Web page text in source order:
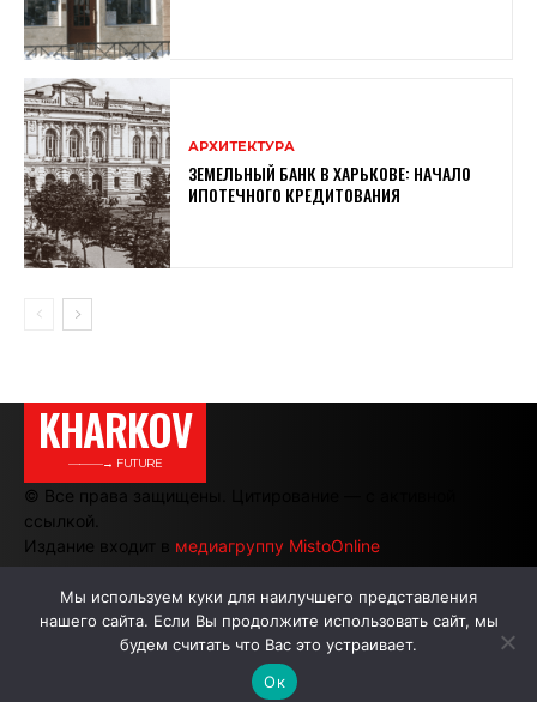
АРХИТЕКТУРА
ЗЕМЕЛЬНЫЙ БАНК В ХАРЬКОВЕ: НАЧАЛО
ИПОТЕЧНОГО КРЕДИТОВАНИЯ
KHARKOV
———→ FUTURE
© Все права защищены. Цитирование — с активной
ссылкой.
Издание входит в медиагруппу MistoOnline
АВТОРЫ РЕКЛАМА НА САЙТЕ
Мы используем куки для наилучшего представления
нашего сайта. Если Вы продолжите использовать сайт, мы
будем считать что Вас это устраивает.
Ок